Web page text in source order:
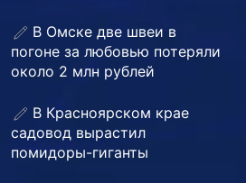
В Омске две швеи в
погоне за любовью потеряли
около 2 млн рублей
В Красноярском крае
садовод вырастил
помидоры-гиганты